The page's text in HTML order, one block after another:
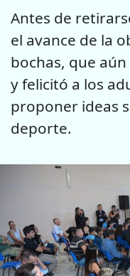
Antes de
el avance de la
bochas, que aún
y felicitó a los
proponer ideas
deporte.